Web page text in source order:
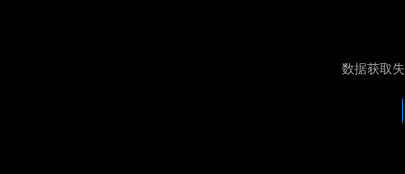
数据获取